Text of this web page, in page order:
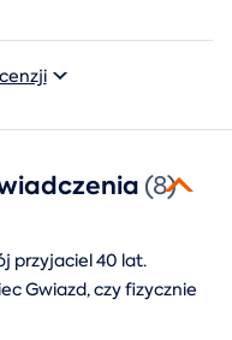
(8)
przyjaciel 40 lat.
Gwiazd, czy fizycznie